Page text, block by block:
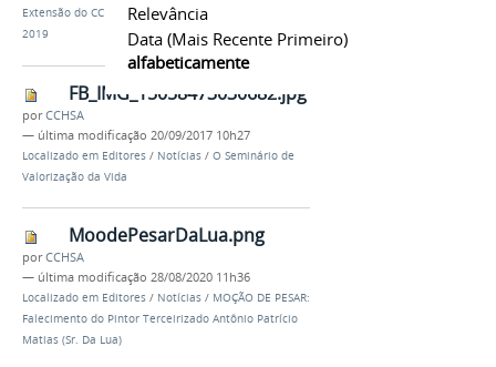
Relevância
Data (mais Recente Primeiro)
alfabeticamente
Extensão do CCHSA vencem o prêmio Elo Cidadão
2019
FB_IMG_15058473030682.jpg
porCCHSA
— última modificação 20/09/2017 10h27
Localizado em Editores / Notícias / O Seminário de
Valorização da Vida
MoodePesarDaLua.png
porCCHSA
— última modificação 28/08/2020 11h36
Localizado em Editores / Notícias / MOÇÃO DE PESAR:
Falecimento do Pintor Terceirizado Antônio Patrício
Matias (Sr. Da Lua)